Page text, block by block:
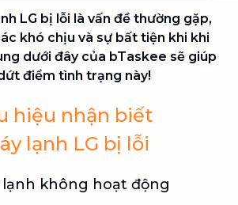
LG bị lỗi là vấn đề thường gặp,
khó chịu và sự bất tiện khi khi
dưới đây của bTaskee sẽ giúp
điểm tình trạng này!
hiệu nhận biết
lạnh LG bị lỗi
lạnh không hoạt động